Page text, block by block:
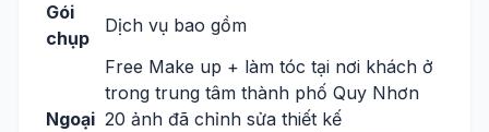
Gói
chụp
Dịch vụ bao gồm
Ngoại
Free Make up + làm tóc tại nơi khách ở
trong trung tâm thành phố Quy Nhơn
20 ảnh đã chỉnh sửa thiết kế